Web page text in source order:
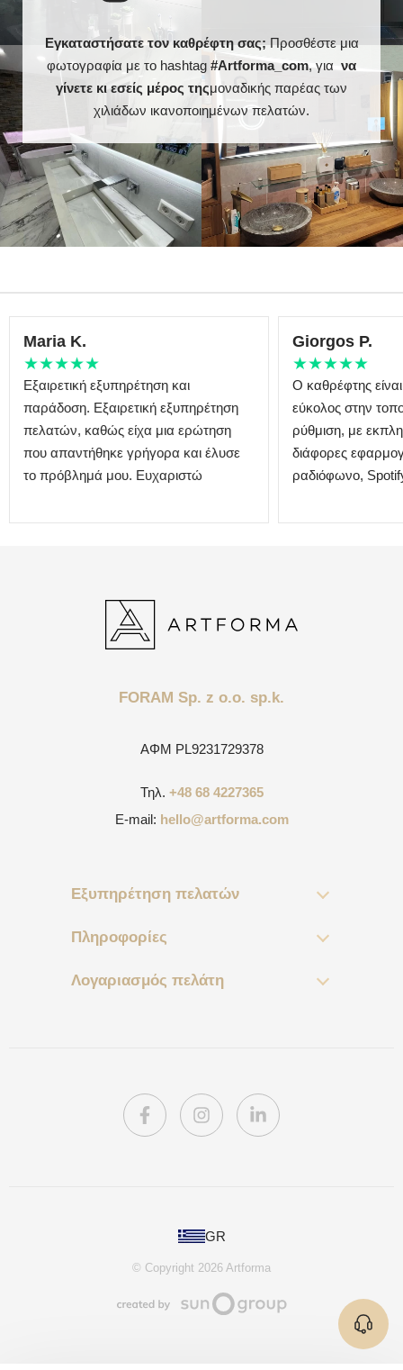
Φινίρισμα άκρων
Εγκαταστήσατε τον καθρέφτη σας;Προσθέστε μια
φωτογραφία με το hashtag #Artforma_com, για να
γίνετε κι εσείς μέρος τηςμοναδικής παρέας των
χιλιάδων ικανοποιημένων πελατών.
Maria K.
★★★★★
Εξαιρετική εξυπηρέτηση και
παράδοση. Εξαιρετική εξυπηρέτηση
πελατών, καθώς είχα μια ερώτηση
που απαντήθηκε γρήγορα και έλυσε
το πρόβλημά μου. Ευχαριστώ
Giorgos P.
★★★★★
Ο καθρέφτης
εύκολος στην
ρύθμιση, με
διάφορες
ραδιόφωνο,
FORAM Sp. z o.o. sp.k.
ΑΦΜ PL9231729378
Τηλ. +48 68 4227365
E-mail: hello@artforma.com
Εξυπηρέτηση πελατών
Πληροφορίες
Λογαριασμός πελάτη
GR
© Copyright 2026 Artforma